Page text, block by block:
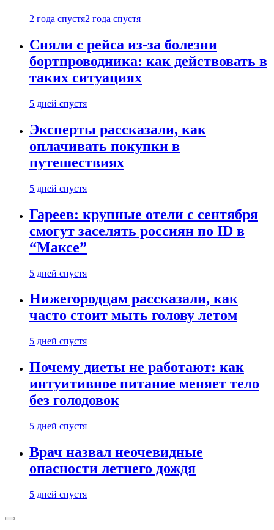
2 года спустя2 года спустя
Сняли с рейса из-за болезни
бортпроводника: как действовать в
таких ситуациях
5 дней спустя
Эксперты рассказали, как
оплачивать покупки в
путешествиях
5 дней спустя
Гареев: крупные отели с сентября
смогут заселять россиян по ID в
“Максе”
5 дней спустя
Нижегородцам рассказали, как
часто стоит мыть голову летом
5 дней спустя
Почему диеты не работают: как
интуитивное питание меняет тело
без голодовок
5 дней спустя
Врач назвал неочевидные
опасности летнего дождя
5 дней спустя